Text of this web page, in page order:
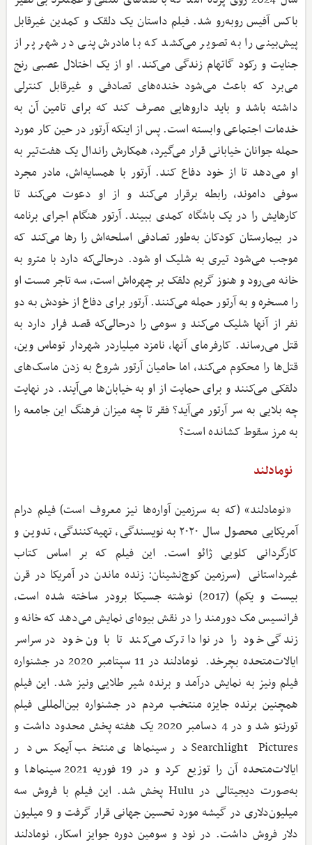
باکس آفیس روبه‌رو شد. فیلم داستان یک دلقک و کمدین غیرقابل
پیش‌بینی را به تصویر می‌کشد که با مادرش پنی در شهر پر از
جنایت و رکود گاتهام زندگی می‌کند. او از یک اختلال عصبی رنج
می‌برد که باعث می‌شود خنده‌های تصادفی و غیرقابل کنترلی
داشته باشد و باید داروهایی مصرف کند که برای تامین آن به
خدمات اجتماعی وابسته است. پس از اینکه آرتور در حین کار مورد
حمله جوانان خیابانی قرار می‌گیرد، همکارش راندال یک هفت‌تیر به
او می‌دهد تا از خود دفاع کند. آرتور با همسایه‌اش، مادر مجرد
سوفی داموند، رابطه برقرار می‌کند و از او دعوت می‌کند تا
کارهایش را در یک باشگاه کمدی ببیند. آرتور هنگام اجرای برنامه
در بیمارستان کودکان به‌طور تصادفی اسلحه‌اش را رها می‌کند که
موجب می‌شود تیری به شلیک او ‌شود. درحالی‌که دارد با مترو به
خانه می‌رود و هنوز گریم دلقک بر چهره‌اش است، سه تاجر مست او
را مسخره و به آرتور حمله می‌کنند. آرتور برای دفاع از خودش به دو
نفر از آنها شلیک می‌کند و سومی را درحالی‌که قصد فرار دارد به
قتل می‌رساند. کارفرمای آنها، نامزد میلیاردر شهردار توماس وین،
قتل‌ها را محکوم می‌کند، اما حامیان آرتور شروع به زدن ماسک‌های
دلقکی می‌کنند و برای حمایت از او به خیابان‌ها می‌آیند. در نهایت
چه بلایی به سر آرتور می‌آید؟ فقر تا چه میزان فرهنگ این جامعه را
به مرز سقوط کشانده است؟
نومادلند
«نومادلند» (که به سرزمین آواره‌ها نیز معروف است) فیلم درام
آمریکایی محصول سال ۲۰۲۰ به نویسندگی، تهیه‌کنندگی، تدوین و
کارگردانی کلویی ژائو است. این فیلم که بر اساس کتاب
غیرداستانی (سرزمین کوچ‌نشینان: زنده ماندن در آمریکا در قرن
بیست و یکم) (2017) نوشته جسیکا برودر ساخته شده است،
فرانسیس مک دورمند را در نقش بیوه‌ای نمایش می‌دهد که خانه و
زندگی خود را در نوادا ترک می‌کند تا با ون خود در سراسر
ایالات‌متحده بچرخد. نومادلند در 11 سپتامبر 2020 در جشنواره
فیلم ونیز به نمایش درآمد و برنده شیر طلایی ونیز شد. این فیلم
همچنین برنده جایزه منتخب مردم در جشنواره بین‌المللی فیلم
تورنتو شد و در 4 دسامبر 2020 یک هفته پخش محدود داشت و
Searchlight Pictures در سینماهای منتخب آیمکس در
ایالات‌متحده آن را توزیع کرد و در 19 فوریه 2021 سینماها و
به‌صورت دیجیتالی در Hulu پخش شد. این فیلم با فروش سه
میلیون‌دلاری در گیشه مورد تحسین جهانی قرار گرفت و 9 میلیون
دلار فروش داشت. در نود و سومین دوره جوایز اسکار، نومادلند